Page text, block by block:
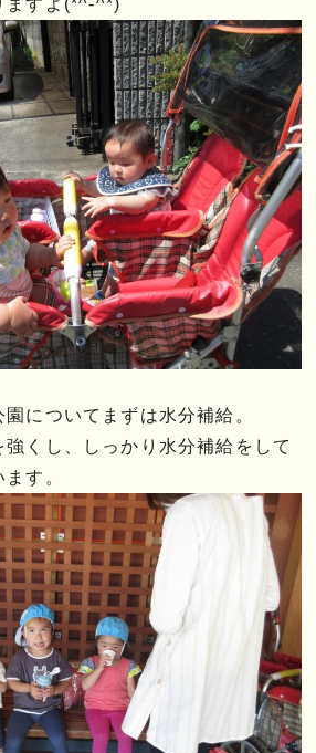
についてまずは水分補給。
くし、しっかり水分補給をして
す。